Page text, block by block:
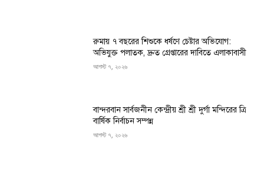
রুমায় ৭ বছরের শিশুকে ধর্ষণে চেষ্টার অভিযোগ:
অভিযুক্ত পলাতক, দ্রুত গ্রেপ্তারের দাবিতে এলাকাবাসী
আগস্ট ৭, ২০২৬
বান্দরবান সার্বজনীন কেন্দ্রীয় শ্রী শ্রী দুর্গা মন্দিরের ত্রি
বার্ষিক নির্বাচন সম্পন্ন
আগস্ট ৭, ২০২৬